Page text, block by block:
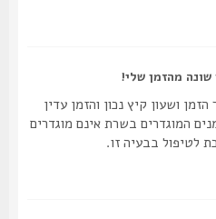
מהזמן שלי!
קיץ נכון והזמן עדין
המוגדרים בשרת אינם מוגדרים
בבעיה זו.